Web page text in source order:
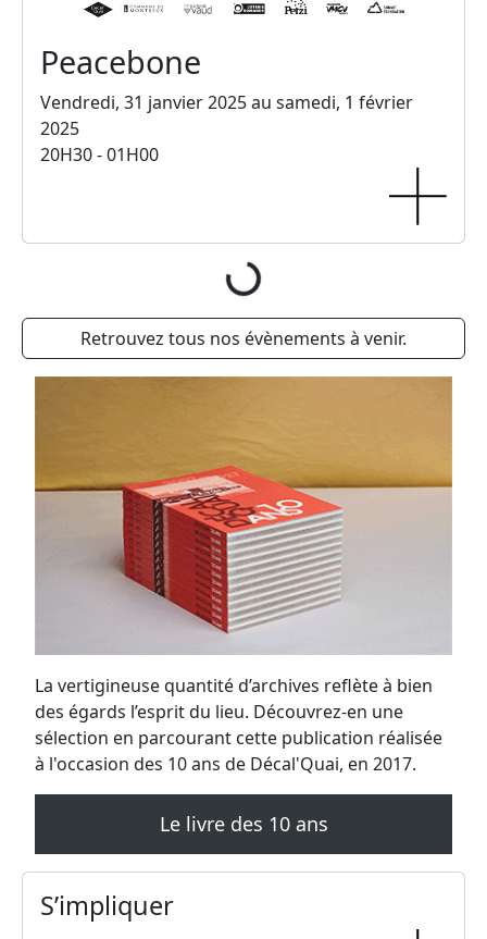
La vertigineuse quantité d’archives reflète à bien
des égards l’esprit du lieu. Découvrez-en une
sélection en parcourant cette publication réalisée
à l'occasion des 10 ans de Décal'Quai, en 2017.
Le livre des 10 ans
Peacebone
Vendredi, 31 janvier 2025 au samedi, 1 février
2025
20H30 - 01H00
Chargement...
Retrouvez tous nos évènements à venir.
S’impliquer